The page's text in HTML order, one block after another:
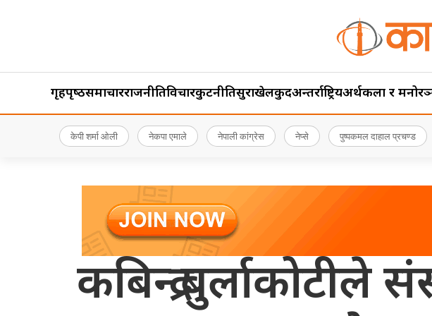
गृहपृष्‍ठसमाचारराजनीतिविचारकुटनीतिसुरक्षाखेलकुदअन्तर्राष्ट्रियअर्थकला र
केपी शर्मा ओली नेकपा एमाले नेपाली कांग्रेस नेप्से पुष्पकमल दाहाल प्रचण्ड
कबिन्द्र बुर्लाकोटीले